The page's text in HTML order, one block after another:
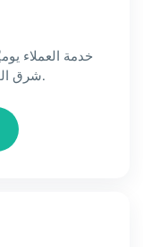
شرق الولايات المتحدة) عبر الدردشة.